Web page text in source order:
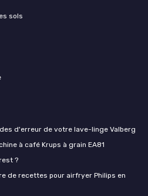
sols
d'erreur de votre lave-linge Valberg
à café Krups à grain EA81
?
de recettes pour airfryer Philips en